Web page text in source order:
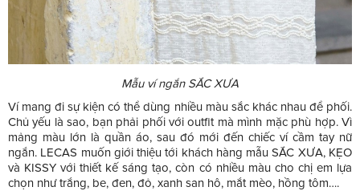
Mẫu ví ngắn SẮC XƯA
Ví mang đi sự kiện có thể dùng nhiều màu sắc khác nhau để phối.
Chủ yếu là sao, bạn phải phối với outfit mà mình mặc phù hợp. Vì
mảng màu lớn là quần áo, sau đó mới đến chiếc ví cầm tay nữ
ngắn. LECAS muốn giới thiệu tới khách hàng mẫu SẮC XƯA, KẸO
và KISSY với thiết kế sáng tạo, còn có nhiều màu cho chị em lựa
chọn như trắng, be, đen, đỏ, xanh san hô, mắt mèo, hồng tôm….